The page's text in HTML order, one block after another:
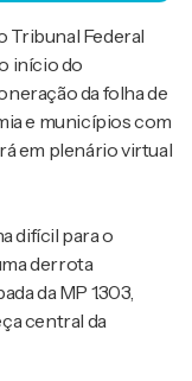
Tribunal Federal
início do
da folha de
e municípios com
em plenário virtual
difícil para o
derrota
da MP 1.303,
central da